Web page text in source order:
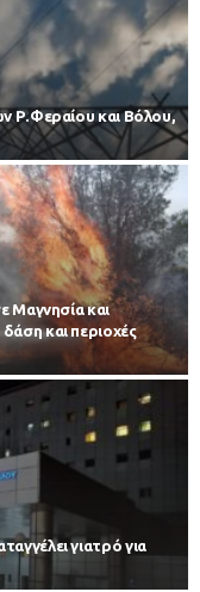
Ρ.Φεραίου και Βόλου,
Μαγνησία και
και περιοχές
γιατρό για